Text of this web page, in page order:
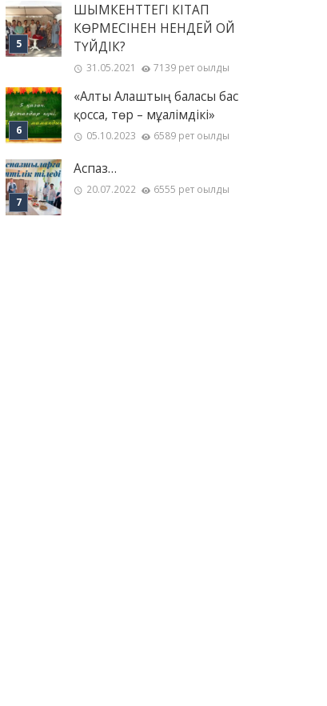
ШЫМКЕНТТЕГІ КІТАП
КӨРМЕСІНЕН НЕНДЕЙ ОЙ
ТҮЙДІК?
31.05.2021 7139 рет оқылды
«Алты Алаштың баласы бас
қосса, төр – мұғалімдікі»
05.10.2023 6589 рет оқылды
Аспаз…
20.07.2022 6555 рет оқылды